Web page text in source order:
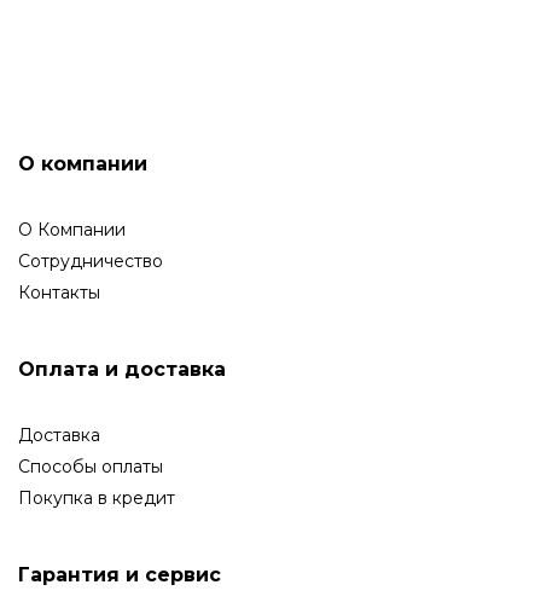
О компании
О Компании
Сотрудничество
Контакты
Оплата и доставка
Доставка
Способы оплаты
Покупка в кредит
Гарантия и сервис